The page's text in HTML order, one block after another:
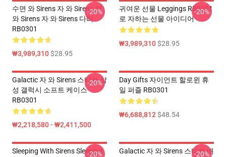
수면 와 Sirens 자 와 Sirens 자
와 Sirens 자 와 Sirens 다리
RB0301
₩3,989,310$28.95
-20%
귀여운 선물 Leggings RB0301
로 자하는 선물 아이디어
₩3,989,310$28.95
-20%
Galactic 자 와 Sirens 스티커 삼
성 갤럭시 소프트 케이스
RB0301
₩2,218,580 - ₩2,411,500
-20%
Day Gifts 자이언트 할로윈 휴
일 퍼즐 RB0301
₩6,688,812$48.54
Sleeping With Sirens Sleeping
-20%
Galactic 자 와 Sirens 스티커 배
-20%